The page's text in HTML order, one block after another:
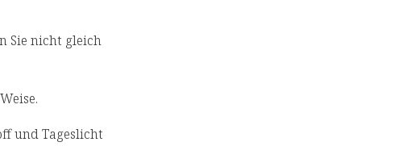
Sie nicht gleich
und Tageslicht